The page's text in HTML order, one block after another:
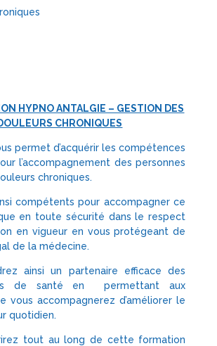
HYPNO ANTALGIE – GESTION DES
CHRONIQUES
permet d’acquérir les compétences
l’accompagnement des personnes
chroniques.
compétents pour accompagner ce
en toute sécurité dans le respect
en vigueur en vous protégeant de
de la médecine.
ainsi un partenaire efficace des
de santé en permettant aux
vous accompagnerez d’améliorer le
quotidien.
tout au long de cette formation